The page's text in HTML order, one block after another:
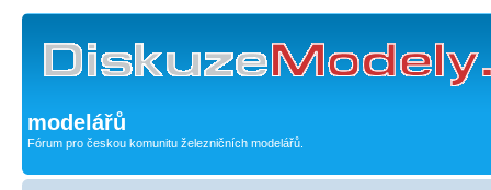
modelářů
Fórum pro českou komunitu železničních modelářů.